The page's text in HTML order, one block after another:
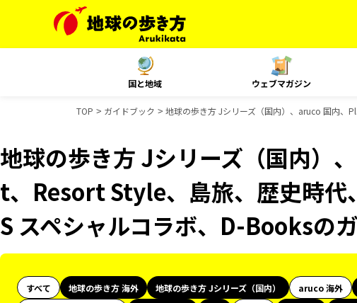
国と地域 ウェブマガジン
TOP ガイドブック 地球の歩き方 Jシリーズ（国内）、aruco 国内、
地球の歩き方 Jシリーズ（国内）
t、Resort Style、島旅、歴史時代
S スペシャルコラボ、D-Booksの
すべて 地球の歩き方 海外 地球の歩き方 Jシリーズ（国内） aruco 海外